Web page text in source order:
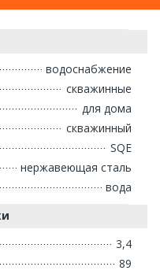
водоснабжение
скважинные
для дома
скважинный
SQE
нержавеющая сталь
вода
3,4
89